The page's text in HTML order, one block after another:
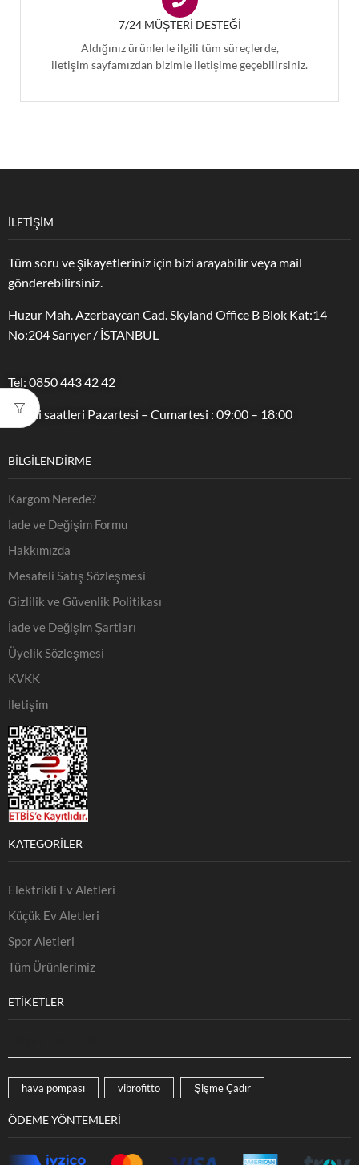
7/24 MÜŞTERI DESTEĞI
Aldığınız ürünlerle ilgili tüm süreçlerde,
iletişim sayfamızdan bizimle iletişime geçebilirsiniz.
İLETİŞİM
Tüm soru ve şikayetleriniz için bizi arayabilir veya mail
gönderebilirsiniz.
Huzur Mah. Azerbaycan Cad. Skyland Office B Blok Kat:14
No:204 Sarıyer / İSTANBUL
Tel: 0850 443 42 42
Mesai saatleri Pazartesi – Cumartesi : 09:00 – 18:00
BILGILENDIRME
Kargom Nerede?
İade ve Değişim Formu
Hakkımızda
Mesafeli Satış Sözleşmesi
Gizlilik ve Güvenlik Politikası
İade ve Değişim Şartları
Üyelik Sözleşmesi
KVKK
İletişim
KATEGORILER
Elektrikli Ev Aletleri
Küçük Ev Aletleri
Spor Aletleri
Tüm Ürünlerimiz
ETIKETLER
hava pompası vibrofitto Şişme Çadır
ÖDEME YÖNTEMLERI